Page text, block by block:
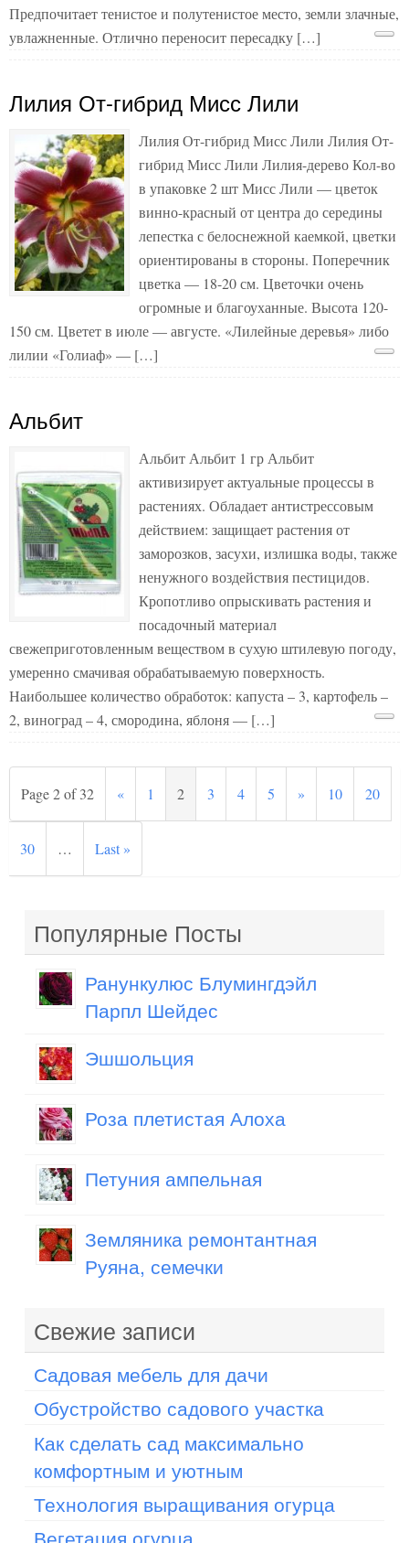
Предпочитает тенистое и полутенистое место, земли злачные,
увлажненные. Отлично переносит пересадку […]
Лилия От-гибрид Мисс Лили
Лилия От-гибрид Мисс Лили Лилия От-
гибрид Мисс Лили Лилия-дерево Кол-во
в упаковке 2 шт Мисс Лили — цветок
винно-красный от центра до середины
лепестка с белоснежной каемкой, цветки
ориентированы в стороны. Поперечник
цветка — 18-20 см. Цветочки очень
огромные и благоуханные. Высота 120-
150 см. Цветет в июле — августе. «Лилейные деревья» либо
лилии «Голиаф» — […]
Альбит
Альбит Альбит 1 гр Альбит
активизирует актуальные процессы в
растениях. Обладает антистрессовым
действием: защищает растения от
заморозков, засухи, излишка воды, также
ненужного воздействия пестицидов.
Кропотливо опрыскивать растения и
посадочный материал
свежеприготовленным веществом в сухую штилевую погоду,
умеренно смачивая обрабатываемую поверхность.
Наибольшее количество обработок: капуста – 3, картофель –
2, виноград – 4, смородина, яблоня — […]
Page 2 of 32 « 1 2 3 4 5 » 10 20
30 … Last »
Популярные Посты
Ранункулюс Блумингдэйл
Парпл Шейдес
Эшшольция
Роза плетистая Алоха
Петуния ампельная
Земляника ремонтантная
Руяна, семечки
Свежие записи
Садовая мебель для дачи
Обустройство садового участка
Как сделать сад максимально
комфортным и уютным
Технология выращивания огурца